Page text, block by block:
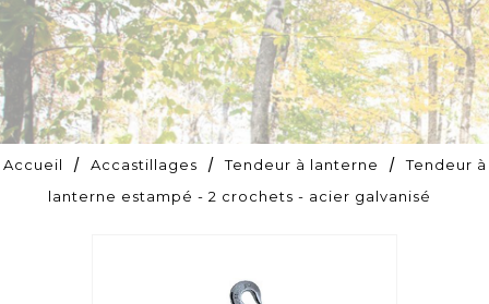
Accueil Accastillages Tendeur à lanterne
Tendeur à
lanterne estampé - 2 crochets - acier galvanisé